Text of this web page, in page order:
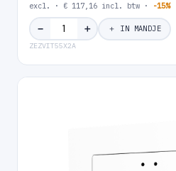
excl. · € 117,16 incl. btw · -15%
− ＋ ＋ IN MANDJE
ZEZVIT55X2A